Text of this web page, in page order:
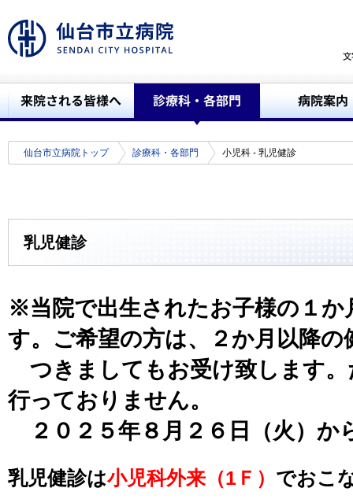
仙台市立病院トップ 診療科・各部門 小児科 - 乳児健診
乳児健診
※当院で出生されたお子様の１
す。ご希望の方は、２か月以降の
つきましてもお受け致します。
行っておりません。
２０２５年８月２６日（火）か
乳児健診は小児科外来（1Ｆ） でおこ